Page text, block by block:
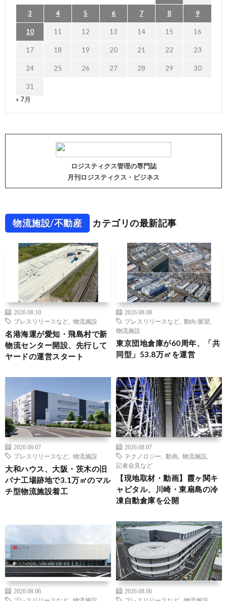
3 4 5 6 7 8 9
10 11 12 13 14 15 16
17 18 19 20 21 22 23
24 25 26 27 28 29 30
31
« 7月
ロジスティクス管理の専門誌
月刊ロジスティクス・ビジネス
物流施設/不動産 カテゴリの最新記事
2026.08.10
プレスリリースなど
物流施設
名港海運が愛知・飛島村で新
物流センター開設、先行して
ヤードの運営スタート
2026.08.08
プレスリリースなど
動向/展望
物流施設
東京団地倉庫が60周年、「共
同型」53.8万㎡を運営
2026.08.07
プレスリリースなど
物流施設
大和ハウス、大阪・茨木の旧
パナ工場跡地で3.1万㎡のマル
チ型物流施設着工
2026.08.07
テクノロジー
動画 物流施設
記者会見など
【現地取材・動画】霞ヶ関キ
ャピタル、川崎・東扇島の冷
凍自動倉庫を公開
2026.08.06
プレスリリースなど
物流施設
2026.08.06
プレスリリースなど
物流施設